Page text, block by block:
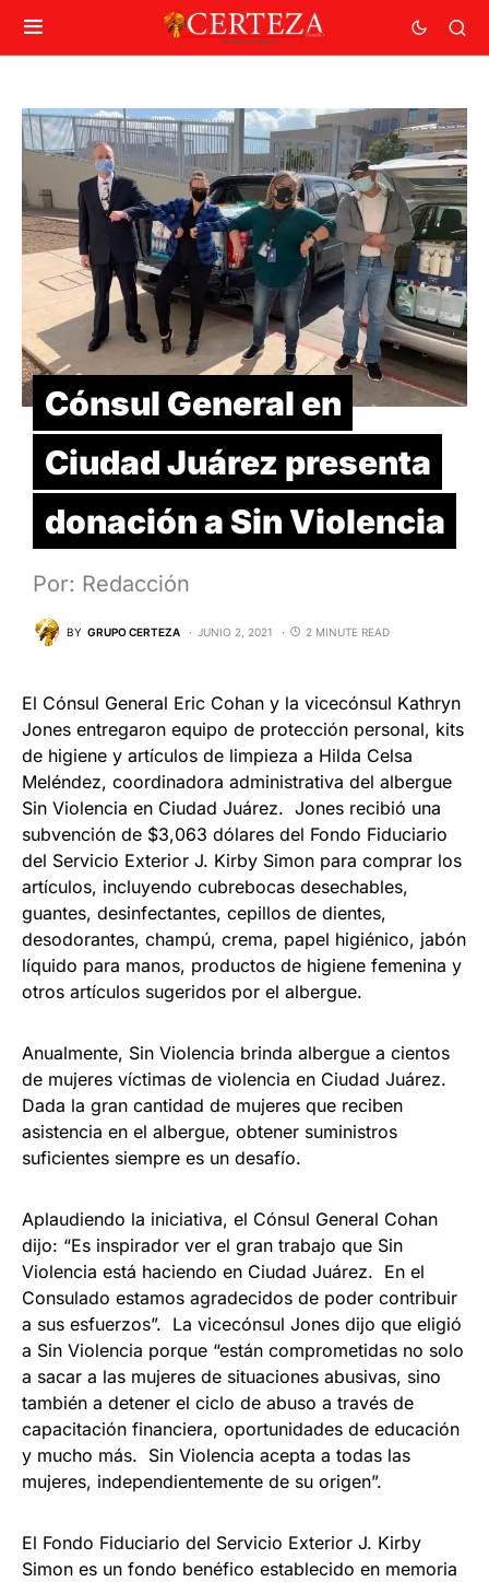
Cónsul General en
Ciudad Juárez presenta
donación a Sin Violencia
Por: Redacción
BY GRUPO CERTEZA JUNIO 2, 2021 2 MINUTE READ
El Cónsul General Eric Cohan y la vicecónsul Kathryn
Jones entregaron equipo de protección personal, kits
de higiene y artículos de limpieza a Hilda Celsa
Meléndez, coordinadora administrativa del albergue
Sin Violencia en Ciudad Juárez. Jones recibió una
subvención de $3,063 dólares del Fondo Fiduciario
del Servicio Exterior J. Kirby Simon para comprar los
artículos, incluyendo cubrebocas desechables,
guantes, desinfectantes, cepillos de dientes,
desodorantes, champú, crema, papel higiénico, jabón
líquido para manos, productos de higiene femenina y
otros artículos sugeridos por el albergue.
Anualmente, Sin Violencia brinda albergue a cientos
de mujeres víctimas de violencia en Ciudad Juárez.
Dada la gran cantidad de mujeres que reciben
asistencia en el albergue, obtener suministros
suficientes siempre es un desafío.
Aplaudiendo la iniciativa, el Cónsul General Cohan
dijo: “Es inspirador ver el gran trabajo que Sin
Violencia está haciendo en Ciudad Juárez. En el
Consulado estamos agradecidos de poder contribuir
a sus esfuerzos”. La vicecónsul Jones dijo que eligió
a Sin Violencia porque “están comprometidas no solo
a sacar a las mujeres de situaciones abusivas, sino
también a detener el ciclo de abuso a través de
capacitación financiera, oportunidades de educación
y mucho más. Sin Violencia acepta a todas las
mujeres, independientemente de su origen”.
El Fondo Fiduciario del Servicio Exterior J. Kirby
Simon es un fondo benéfico establecido en memoria